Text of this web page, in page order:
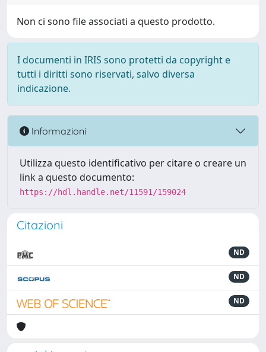
Non ci sono file associati a questo prodotto.
I documenti in IRIS sono protetti da copyright e
tutti i diritti sono riservati, salvo diversa
indicazione.
Informazioni
Utilizza questo identificativo per citare o creare un
link a questo documento:
https://hdl.handle.net/11591/159024
Citazioni
ND
ND
ND